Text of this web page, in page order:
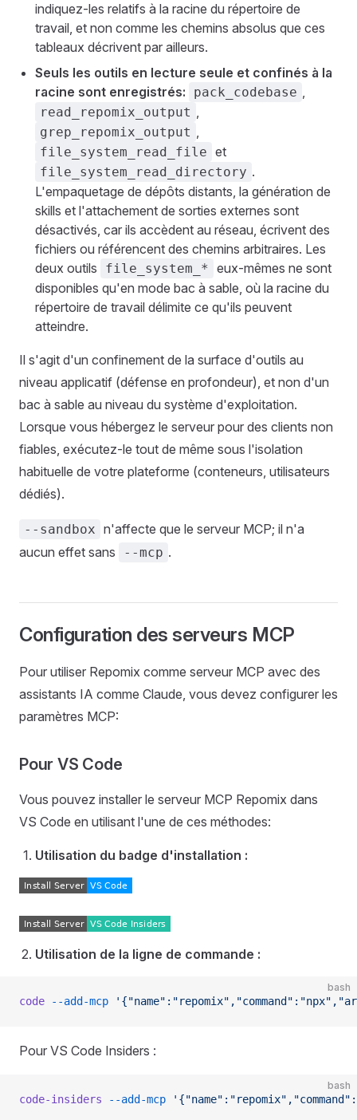
indiquez-les relatifs à la racine du répertoire de
travail, et non comme les chemins absolus que ces
tableaux décrivent par ailleurs.
Seuls les outils en lecture seule et confinés à la
racine sont enregistrés:
pack_codebase ,
read_repomix_output ,
grep_repomix_output ,
file_system_read_file et
file_system_read_directory .
L'empaquetage de dépôts distants, la génération de
skills et l'attachement de sorties externes sont
désactivés, car ils accèdent au réseau, écrivent des
fichiers ou référencent des chemins arbitraires. Les
deux outils
file_system_*
eux-mêmes ne sont
disponibles qu'en mode bac à sable, où la racine du
répertoire de travail délimite ce qu'ils peuvent
atteindre.
Il s'agit d'un confinement de la surface d'outils au
niveau applicatif (défense en profondeur), et non d'un
bac à sable au niveau du système d'exploitation.
Lorsque vous hébergez le serveur pour des clients non
fiables, exécutez-le tout de même sous l'isolation
habituelle de votre plateforme (conteneurs, utilisateurs
dédiés).
--sandbox n'affecte que le serveur MCP; il n'a
aucun effet sans
--mcp .
Configuration des serveurs MCP
Pour utiliser Repomix comme serveur MCP avec des
assistants IA comme Claude, vous devez configurer les
paramètres MCP:
Pour VS Code
Vous pouvez installer le serveur MCP Repomix dans
VS Code en utilisant l'une de ces méthodes:
Utilisation du badge d'installation :
Utilisation de la ligne de commande :
bash
code --add-mcp
Pour VS Code Insiders :
bash
code-insiders --add-mcp